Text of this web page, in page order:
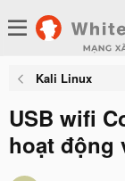
Kali Linux
USB wifi
hoạt động